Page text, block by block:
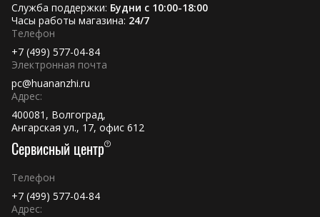
Служба поддержки: Будни с 10:00-18:00
Часы работы магазина: 24/7
Телефон
+7 (499) 577-04-84
Электронная почта
pc@huananzhi.ru
Адрес:
400081, Волгоград,
Ангарская ул., 17, офис 612
Сервисный центр
Телефон
+7 (499) 577-04-84
Адрес: